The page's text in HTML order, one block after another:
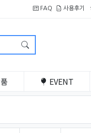
FAQ 사용후기
EVENT